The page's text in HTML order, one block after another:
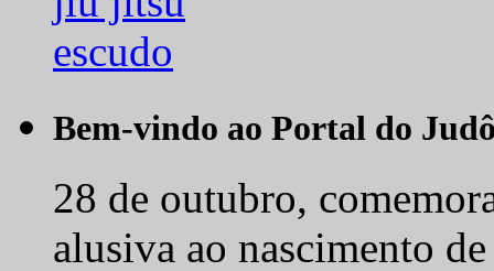
Bem-vindo ao Portal do
28 de outubro,
alusiva ao nascimento